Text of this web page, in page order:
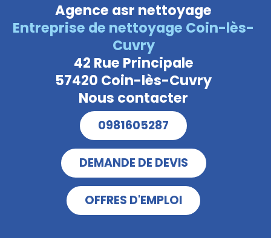
Agence asr nettoyage
Entreprise de nettoyage Coin-lès-
Cuvry
42 Rue Principale
57420 Coin-lès-Cuvry
Nous contacter
0981605287
DEMANDE DE DEVIS
OFFRES D'EMPLOI